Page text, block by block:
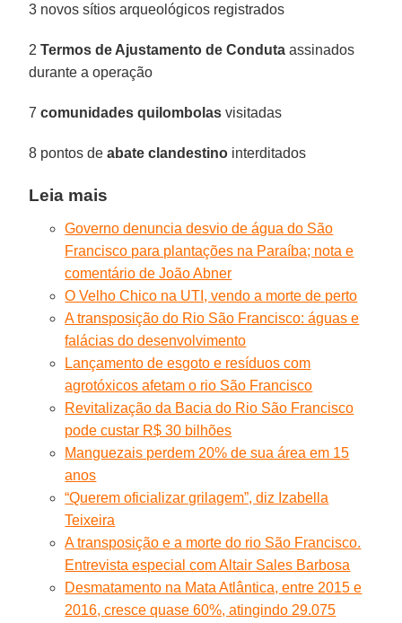
3 novos sítios arqueológicos registrados
2Termos de Ajustamento de Conduta assinados
durante a operação
7comunidades quilombolas visitadas
8 pontos deabate clandestino interditados
Leia mais
Governo denuncia desvio de água do São
Francisco para plantações na Paraíba; nota e
comentário de João Abner
O Velho Chico na UTI, vendo a morte de perto
A transposição do Rio São Francisco: águas e
falácias do desenvolvimento
Lançamento de esgoto e resíduos com
agrotóxicos afetam o rio São Francisco
Revitalização da Bacia do Rio São Francisco
pode custar R$ 30 bilhões
Manguezais perdem 20% de sua área em 15
anos
“Querem oficializar grilagem”, diz Izabella
Teixeira
A transposição e a morte do rio São Francisco.
Entrevista especial com Altair Sales Barbosa
Desmatamento na Mata Atlântica, entre 2015 e
2016, cresce quase 60%, atingindo 29.075